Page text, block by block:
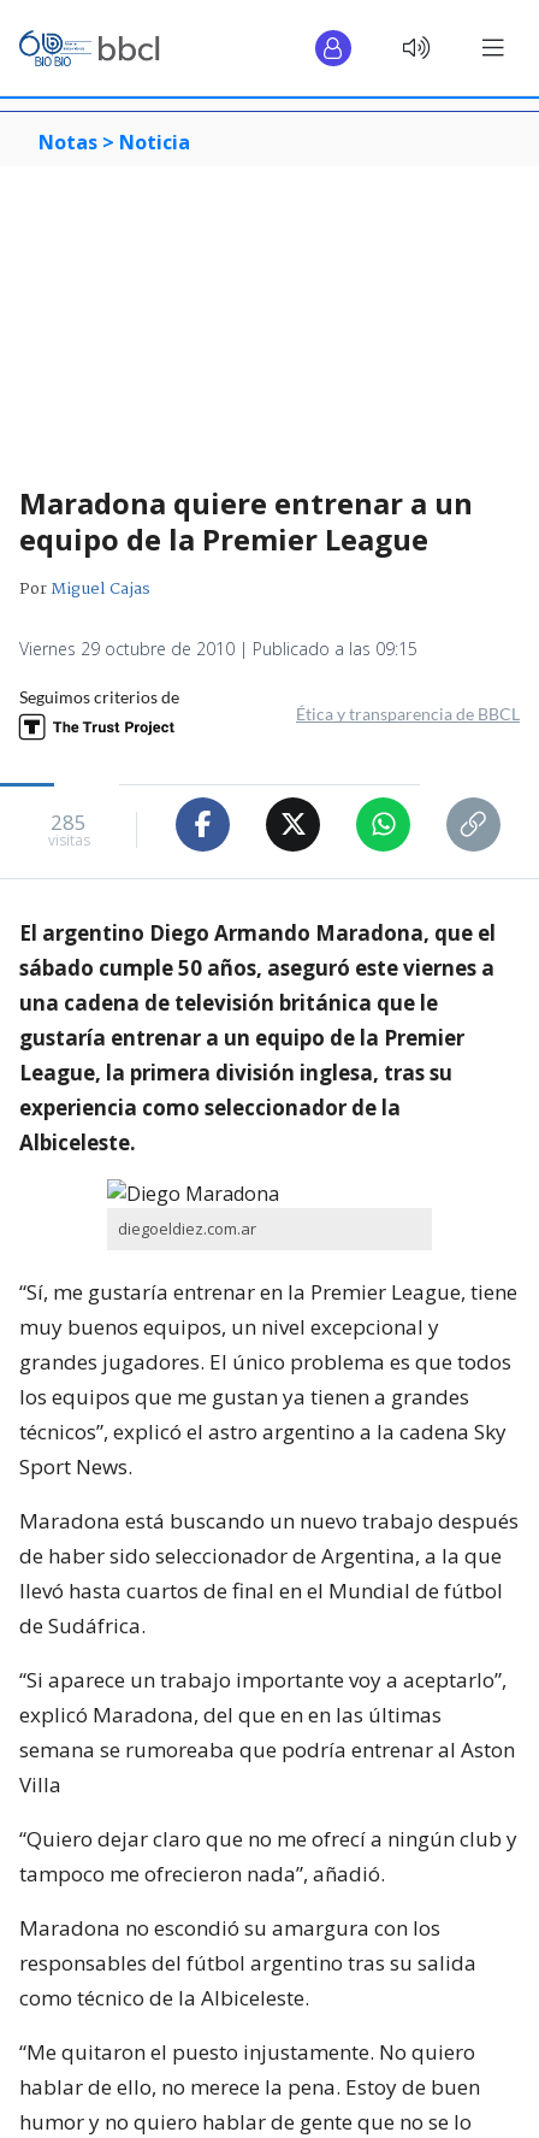
Notas > Noticia
Maradona quiere entrenar a un
equipo de la Premier League
PorMiguel Cajas
Viernes 29 octubre de 2010 | Publicado a las 09:15
Seguimos criterios de
Ética y transparencia de BBCL
285
visitas
El argentino Diego Armando Maradona, que el
sábado cumple 50 años, aseguró este viernes a
una cadena de televisión británica que le
gustaría entrenar a un equipo de la Premier
League, la primera división inglesa, tras su
experiencia como seleccionador de la
Albiceleste.
diegoeldiez.com.ar
“Sí, me gustaría entrenar en la Premier League, tiene
muy buenos equipos, un nivel excepcional y
grandes jugadores. El único problema es que todos
los equipos que me gustan ya tienen a grandes
técnicos”, explicó el astro argentino a la cadena Sky
Sport News.
Maradona está buscando un nuevo trabajo después
de haber sido seleccionador de Argentina, a la que
llevó hasta cuartos de final en el Mundial de fútbol
de Sudáfrica.
“Si aparece un trabajo importante voy a aceptarlo”,
explicó Maradona, del que en en las últimas
semana se rumoreaba que podría entrenar al Aston
Villa
“Quiero dejar claro que no me ofrecí a ningún club y
tampoco me ofrecieron nada”, añadió.
Maradona no escondió su amargura con los
responsables del fútbol argentino tras su salida
como técnico de la Albiceleste.
“Me quitaron el puesto injustamente. No quiero
hablar de ello, no merece la pena. Estoy de buen
humor y no quiero hablar de gente que no se lo